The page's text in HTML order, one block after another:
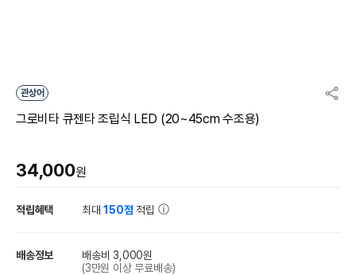
관상어
그로비타 큐젠타 조립식 LED (20~45cm 수조용)
34,000원
적립혜택 최대150점 적립
배송정보
배송비 3,000원
(3만원 이상 무료배송)